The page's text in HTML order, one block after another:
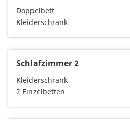
Doppelbett
Kleiderschrank
Schlafzimmer 2
Kleiderschrank
2 Einzelbetten